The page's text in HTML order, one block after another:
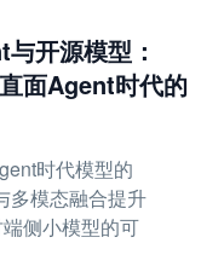
开源模型：
面Agent时代的
时代模型的
多模态融合提升
侧小模型的可